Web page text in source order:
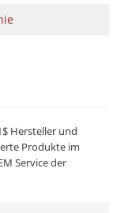
Hersteller und
Produkte im
Service der